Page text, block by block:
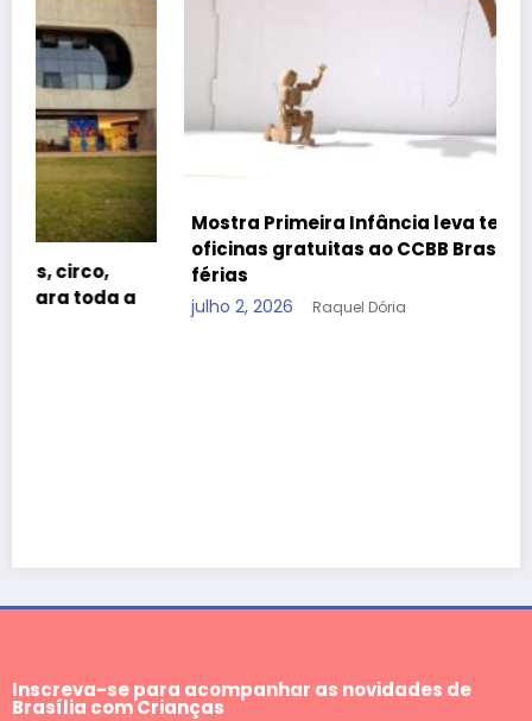
Mostra Primeira Infância leva teatro, cinema e
oficinas gratuitas ao CCBB Brasília durante as
férias
julho 2, 2026 Raquel Dória
Inscreva-se para acompanhar as novidades de
Brasília com Crianças